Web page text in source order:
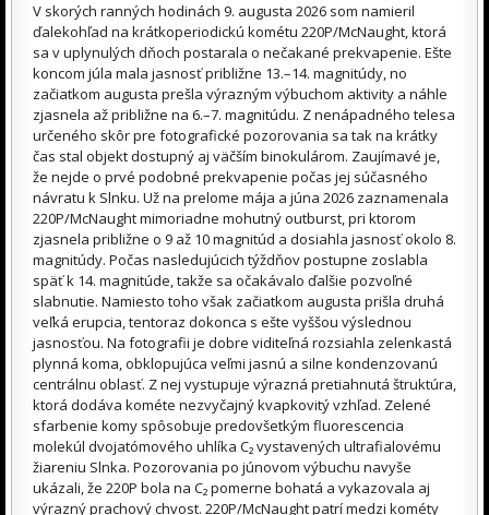
V skorých ranných hodinách 9. augusta 2026 som namieril
ďalekohľad na krátkoperiodickú kométu 220P/McNaught, ktorá
sa v uplynulých dňoch postarala o nečakané prekvapenie. Ešte
koncom júla mala jasnosť približne 13.–14. magnitúdy, no
začiatkom augusta prešla výrazným výbuchom aktivity a náhle
zjasnela až približne na 6.–7. magnitúdu. Z nenápadného telesa
určeného skôr pre fotografické pozorovania sa tak na krátky
čas stal objekt dostupný aj väčším binokulárom. Zaujímavé je,
že nejde o prvé podobné prekvapenie počas jej súčasného
návratu k Slnku. Už na prelome mája a júna 2026 zaznamenala
220P/McNaught mimoriadne mohutný outburst, pri ktorom
zjasnela približne o 9 až 10 magnitúd a dosiahla jasnosť okolo 8.
magnitúdy. Počas nasledujúcich týždňov postupne zoslabla
späť k 14. magnitúde, takže sa očakávalo ďalšie pozvoľné
slabnutie. Namiesto toho však začiatkom augusta prišla druhá
veľká erupcia, tentoraz dokonca s ešte vyššou výslednou
jasnosťou. Na fotografii je dobre viditeľná rozsiahla zelenkastá
plynná koma, obklopujúca veľmi jasnú a silne kondenzovanú
centrálnu oblasť. Z nej vystupuje výrazná pretiahnutá štruktúra,
ktorá dodáva kométe nezvyčajný kvapkovitý vzhľad. Zelené
sfarbenie komy spôsobuje predovšetkým fluorescencia
molekúl dvojatómového uhlíka C₂ vystavených ultrafialovému
žiareniu Slnka. Pozorovania po júnovom výbuchu navyše
ukázali, že 220P bola na C₂ pomerne bohatá a vykazovala aj
výrazný prachový chvost. 220P/McNaught patrí medzi kométy